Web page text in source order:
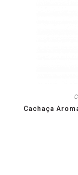
Cachaça